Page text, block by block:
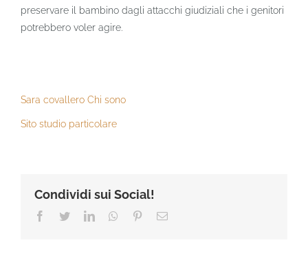
preservare il bambino dagli attacchi giudiziali che i genitori
potrebbero voler agire.
Sara covallero Chi sono
Sito studio particolare
Condividi sui Social!
Facebook
TwitterLinkedInWhatsappPinterestEmail